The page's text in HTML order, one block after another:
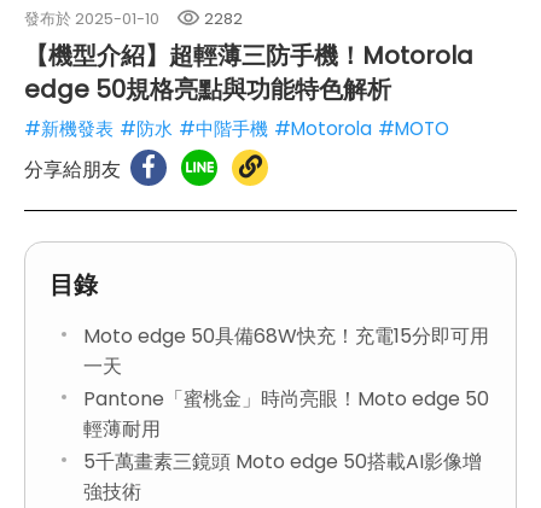
發布於 2025-01-10 2282
【機型介紹】超輕薄三防手機！Motorola
edge 50規格亮點與功能特色解析
#新機發表 #防水 #中階手機 #Motorola #MOTO
分享給朋友
目錄
Moto edge 50具備68W快充！充電15分即可用
一天
Pantone「蜜桃金」時尚亮眼！Moto edge 50
輕薄耐用
5千萬畫素三鏡頭 Moto edge 50搭載AI影像增
強技術